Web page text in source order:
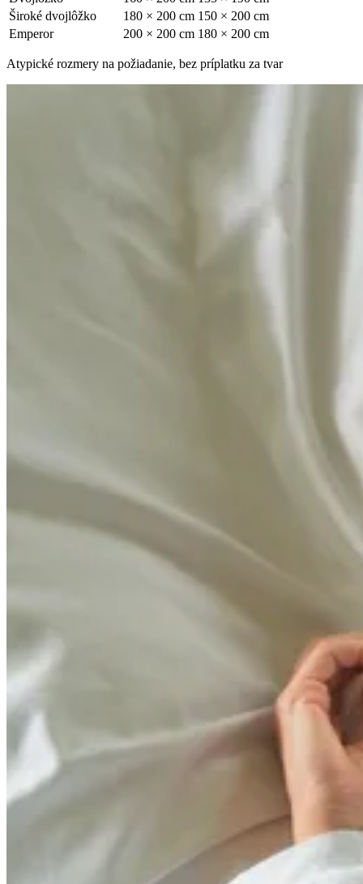
Široké dvojlôžko
180 × 200 cm 150 × 200 cm
Emperor
200 × 200 cm 180 × 200 cm
Atypické rozmery na požiadanie, bez príplatku za tvar